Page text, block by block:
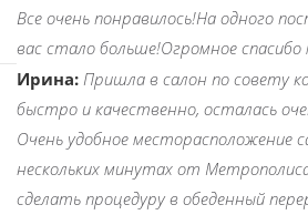
Все очень понравилось!На одного
вас стало больше!Огромное
Ирина: Пришла в салон по совету
быстро и качественно, осталась
Очень удобное месторасположение
нескольких минутах от
сделать процедуру в обеденный